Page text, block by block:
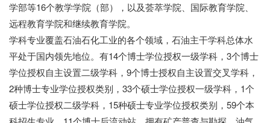
学部等16个教学学院（部），以及荟萃学院、国际教育学院、
远程教育学院和继续教育学院。
学科专业覆盖石油石化工业的各个领域，石油主干学科总体水
平处于国内领先地位。有14个博士学位授权一级学科，3个博士
学位授权自主设置二级学科，9个博士授权自主设置交叉学科，
2种博士专业学位授权类别，33个硕士学位授权一级学科，1个
硕士学位授权二级学科，15种硕士专业学位授权类别，59个本